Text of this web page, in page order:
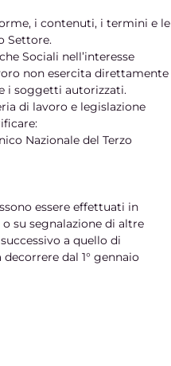
i contenuti, i termini e le
Settore.
Sociali nell’interesse
non esercita direttamente
i soggetti autorizzati.
di lavoro e legislazione
Nazionale del Terzo
essere effettuati in
su segnalazione di altre
a quello di
dal 1° gennaio